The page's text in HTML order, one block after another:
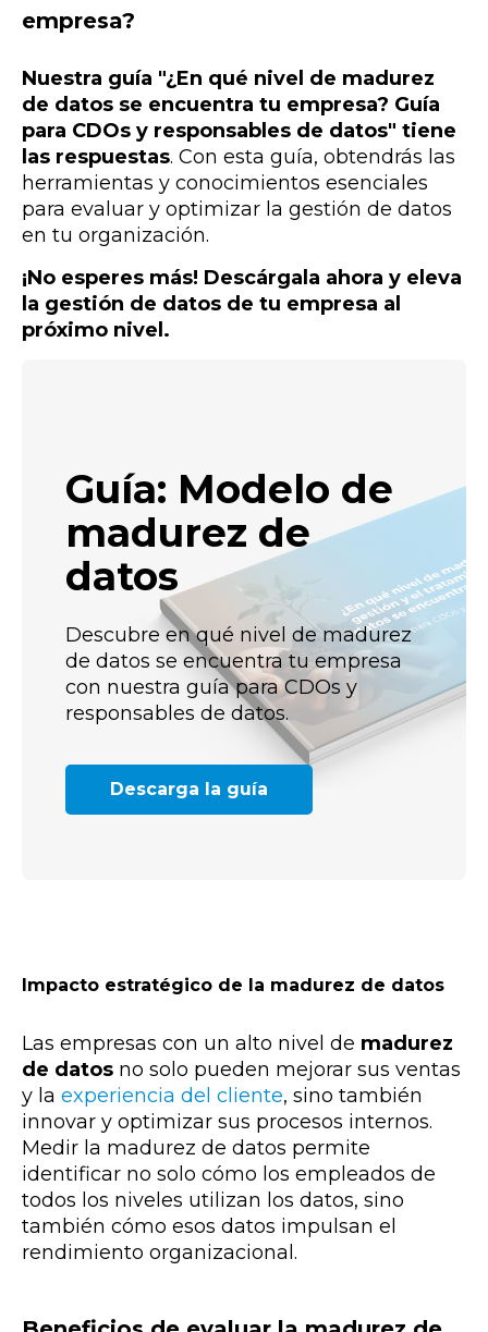
empresa?
Nuestra guía "¿En qué nivel de madurez
de datos se encuentra tu empresa? Guía
para CDOs y responsables de datos" tiene
las respuestas. Con esta guía, obtendrás las
herramientas y conocimientos esenciales
para evaluar y optimizar la gestión de datos
en tu organización.
¡No esperes más! Descárgala ahora y eleva
la gestión de datos de tu empresa al
próximo nivel.
Guía: Modelo de
madurez de
datos
Descubre en qué nivel de madurez
de datos se encuentra tu empresa
con nuestra guía para CDOs y
responsables de datos.
Descarga la guía
Impacto estratégico de la madurez de datos
Las empresas con un alto nivel de madurez
de datos no solo pueden mejorar sus ventas
y la experiencia del cliente, sino también
innovar y optimizar sus procesos internos.
Medir la madurez de datos permite
identificar no solo cómo los empleados de
todos los niveles utilizan los datos, sino
también cómo esos datos impulsan el
rendimiento organizacional.